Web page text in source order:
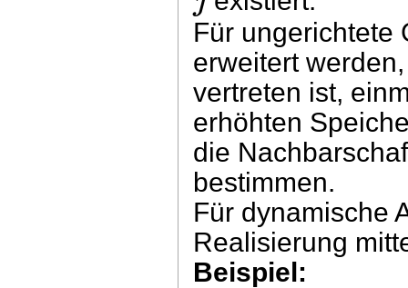
Für ungerichtete
erweitert
vertreten ist,
erhöhten
die
bestimmen.
Für dynamische
Realisierung
Beispiel: